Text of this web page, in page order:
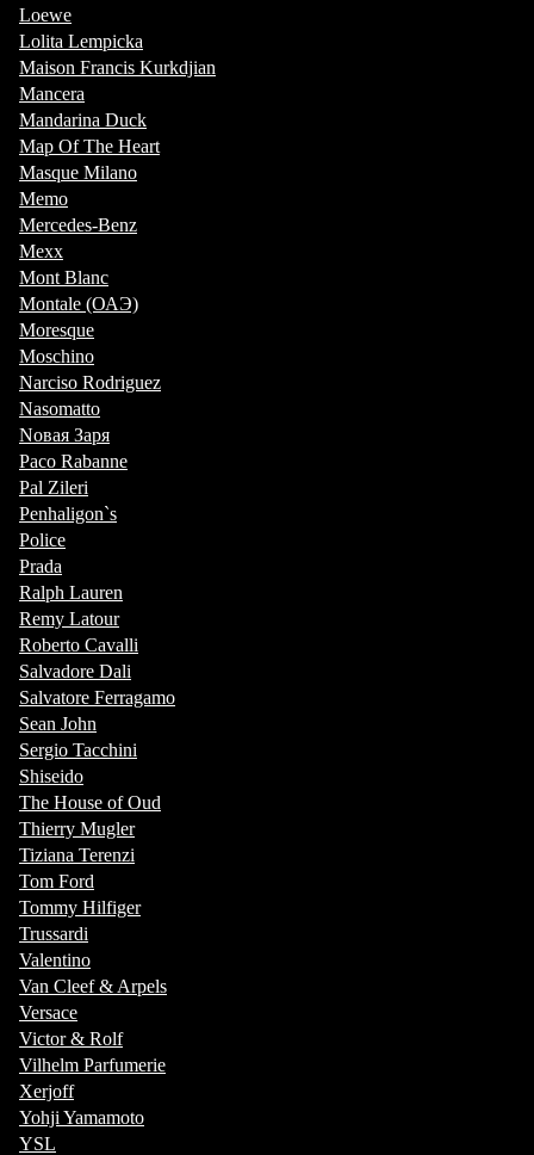
Loewe
Lolita Lempicka
Maison Francis Kurkdjian
Mancera
Mandarina Duck
Map Of The Heart
Masque Milano
Memo
Mercedes-Benz
Mexx
Mont Blanc
Montale (ОАЭ)
Moresque
Moschino
Narciso Rodriguez
Nasomatto
Nовая Заря
Paco Rabanne
Pal Zileri
Penhaligon`s
Police
Prada
Ralph Lauren
Remy Latour
Roberto Cavalli
Salvadore Dali
Salvatore Ferragamo
Sean John
Sergio Tacchini
Shiseido
The House of Oud
Thierry Mugler
Tiziana Terenzi
Tom Ford
Tommy Hilfiger
Trussardi
Valentino
Van Cleef & Arpels
Versace
Victor & Rolf
Vilhelm Parfumerie
Xerjoff
Yohji Yamamoto
YSL